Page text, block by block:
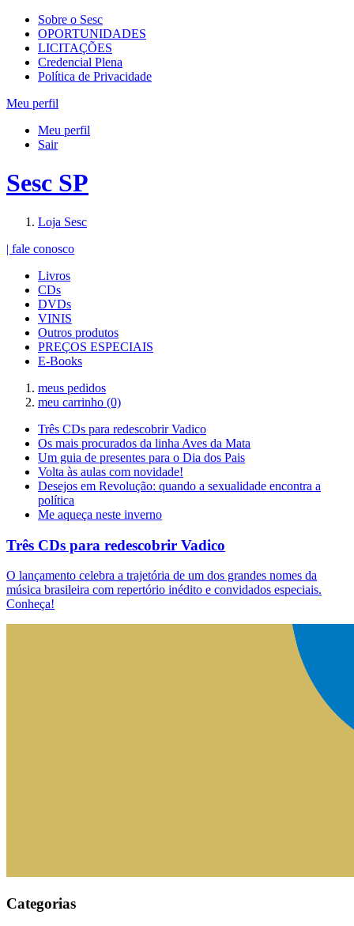
Sobre o Sesc
OPORTUNIDADES
LICITAÇÕES
Credencial Plena
Política de Privacidade
Meu perfil
Meu perfil
Sair
Sesc SP
Loja Sesc
| fale conosco
Livros
CDs
DVDs
VINIS
Outros produtos
PREÇOS ESPECIAIS
E-Books
meus pedidos
meu carrinho (0)
Três CDs para redescobrir Vadico
Os mais procurados da linha Aves da Mata
Um guia de presentes para o Dia dos Pais
Volta às aulas com novidade!
Desejos em Revolução: quando a sexualidade encontra a
política
Me aqueça neste inverno
Três CDs para redescobrir Vadico
O lançamento celebra a trajetória de um dos grandes nomes da
música brasileira com repertório inédito e convidados especiais.
Conheça!
Categorias